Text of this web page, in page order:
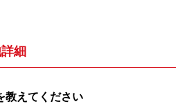
細
教えてください